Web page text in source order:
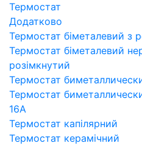
Термостат
Додатково
Термостат біметалевий з
Термостат біметалевий
розімкнутий
Термостат
Термостат
16A
Термостат капілярний
Термостат керамічний